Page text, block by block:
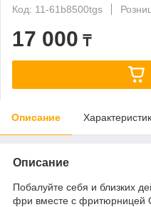
Код: 11-61b8500tgs
17 000 ₸
Описание
Описание
Побалуйте себя и близких
фри вместе с фритюрницей